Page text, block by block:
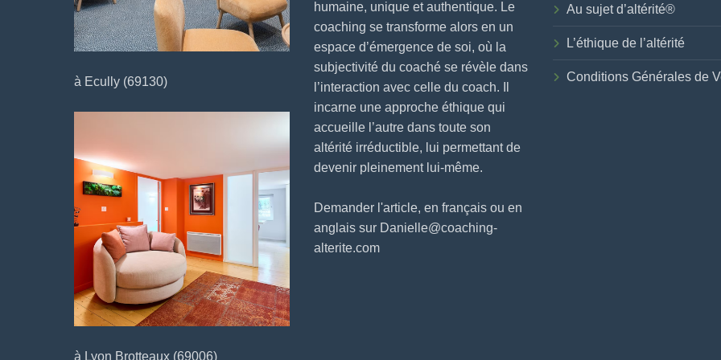
à Ecully (69130)
à Lyon Brotteaux (69006)
humaine, unique et authentique. Le
coaching se transforme alors en un
espace d’émergence de soi, où la
subjectivité du coaché se révèle dans
l’interaction avec celle du coach. Il
incarne une approche éthique qui
accueille l’autre dans toute son
altérité irréductible, lui permettant de
devenir pleinement lui-même.
Demander l'article, en français ou en
anglais sur Danielle@coaching-
alterite.com
Au sujet d’altérité®
L’éthique de l’altérité
Conditions Générales de